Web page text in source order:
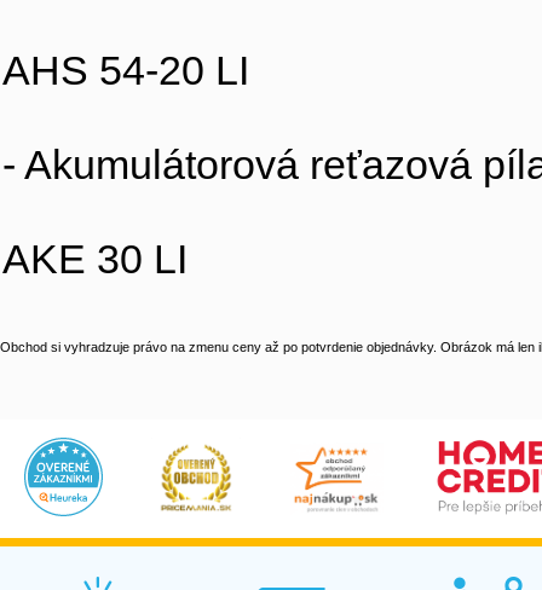
AHS 54-20 LI
- Akumulátorová reťazová
AKE 30 LI
Obchod si vyhradzuje právo na zmenu ceny až po potvrdenie objednávky. Obrázok má len